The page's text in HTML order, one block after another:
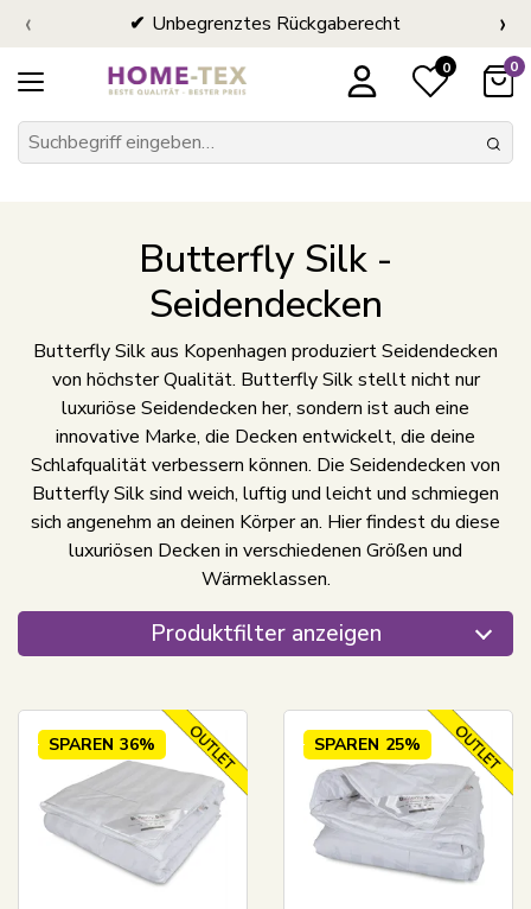
Unbegrenztes Rückgaberecht
‹ ›
0 0
Butterfly Silk -
Seidendecken
Butterfly Silk aus Kopenhagen produziert Seidendecken
von höchster Qualität. Butterfly Silk stellt nicht nur
luxuriöse Seidendecken her, sondern ist auch eine
innovative Marke, die Decken entwickelt, die deine
Schlafqualität verbessern können. Die Seidendecken von
Butterfly Silk sind weich, luftig und leicht und schmiegen
sich angenehm an deinen Körper an. Hier findest du diese
luxuriösen Decken in verschiedenen Größen und
Wärmeklassen.
Produktfilter anzeigen
SPAREN 36% SPAREN 25%